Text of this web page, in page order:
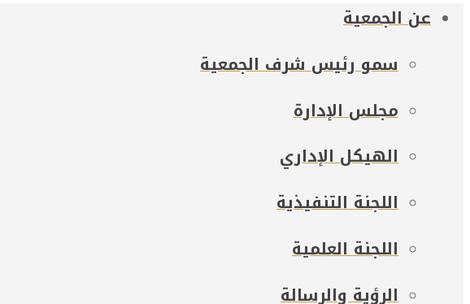
عن الجمعية
سمو رئيس شرف الجمعية
مجلس الإدارة
الهيكل الإداري
اللجنة التنفيذية
اللجنة العلمية
الرؤية والرسالة